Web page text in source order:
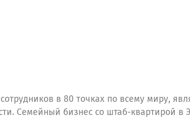
в 80 точках по всему миру,
Семейный бизнес со штаб-квартирой в